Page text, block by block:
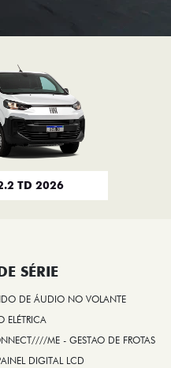
TD 2026
SÉRIE
DE ÁUDIO NO VOLANTE
ELÉTRICA
ME - GESTAO DE FROTAS
DIGITAL LCD